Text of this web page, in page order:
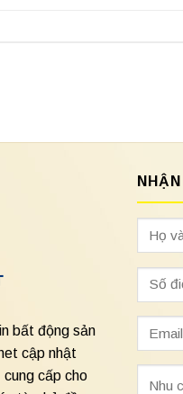
bất động sản
cập nhật
cấp cho